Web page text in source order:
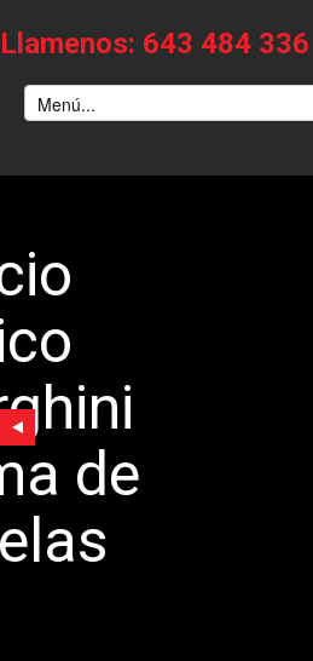
Llamenos: 643 484 336
Lamborghini
Camarma de
Esteruelas